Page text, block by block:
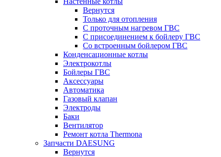
Вернутся
Только для отопления
С проточным нагревом ГВС
С присоединением к бойлеру ГВС
Со встроенным бойлером ГВС
Конденсационные котлы
Электрокотлы
Бойлеры ГВС
Аксессуары
Автоматика
Газовый клапан
Электроды
Баки
Вентилятор
Ремонт котла Thermona
Запчасти DAESUNG
Вернутся